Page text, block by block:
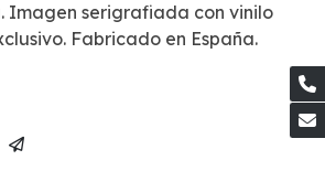
Imagen serigrafiada con vinilo
Fabricado en España.